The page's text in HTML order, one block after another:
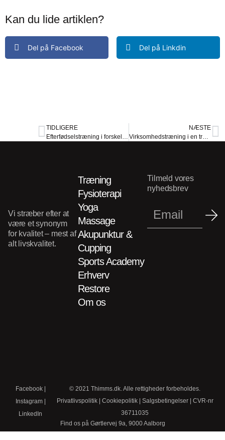
Kan du lide artiklen?
Del på Facebook Del på Linkdin
TIDLIGERE
Efterfødselstræning i forskellige stadier: Bliv en STÆRK MOR
NÆSTE
Virksomhedstræning i en travl hverdag
Vi stræber efter at
være et synonym
for kvalitet – mest af
alt livskvalitet.
Træning
Fysioterapi
Yoga
Massage
Akupunktur &
Cupping
Sports Academy
Erhverv
Restore
Om os
Tilmeld vores
nyhedsbrev
© 2021 Thimms.dk. Alle rettigheder forbeholdes.
Privatlivspolitik| Cookiepolitik| Salgsbetingelser| CVR-nr
36711035
Facebook|
Instagram|
LinkedIn
Find os på Gørtlervej 9a, 9000 Aalborg